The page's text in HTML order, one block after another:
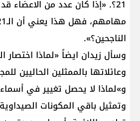
21؟. «إذا كان عدد من الاعضاء
الناجحين؟».
وسأل زيدان ايضاً «لماذا اختصار
وعائلاتها بالممثلين الحاليين
و»لماذا لا يحصل تغيير في
وتمثيل باقي المكونات